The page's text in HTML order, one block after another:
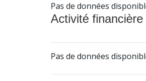
Pas de données
Activité
Pas de données